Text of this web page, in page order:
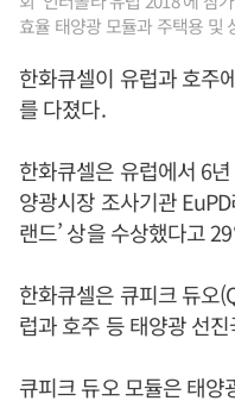
효율 태양광 모듈과 주택용 및
한화큐셀이 유럽과 호주
를 다졌다.
한화큐셀은 유럽에서 6
양광시장 조사기관
랜드’ 상을 수상했다고
한화큐셀은 큐피크 듀오
럽과 호주 등 태양광 선
큐피크 듀오 모듈은 태